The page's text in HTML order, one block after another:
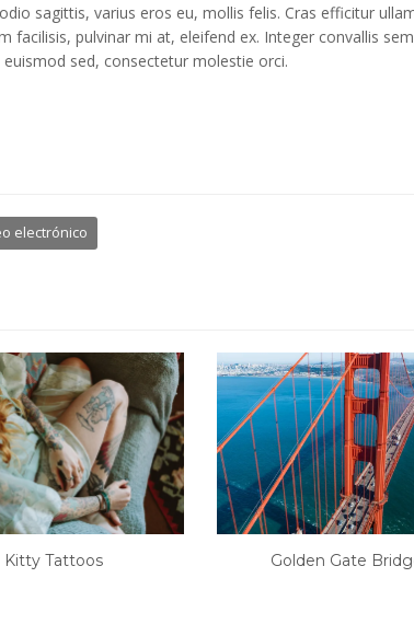
sagittis, varius eros eu, mollis felis. Cras efficitur
facilisis, pulvinar mi at, eleifend ex. Integer convallis
sed, consectetur molestie orci.
electrónico
Kitty Tattoos Golden Gate